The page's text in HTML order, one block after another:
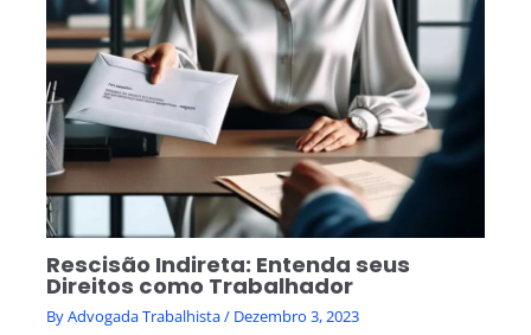
Rescisão Indireta: Entenda seus
Direitos como Trabalhador
ByAdvogada Trabalhista/ Dezembro 3, 2023